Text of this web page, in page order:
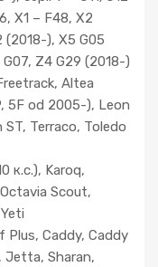
X1 – F48, X2
(2018-), X5 G05
Z4 G29 (2018-)
Altea
5F od 2005-), Leon
Terraco, Toledo
к.с.), Karoq,
Scout,
Plus, Caddy, Caddy
Jetta, Sharan,